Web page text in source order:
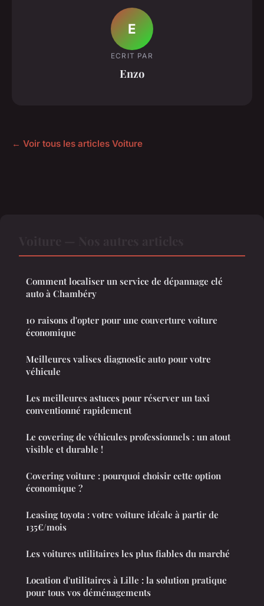
E
ECRIT PAR
Enzo
← Voir tous les articles Voiture
Comment localiser un service de dépannage clé
auto à Chambéry
10 raisons d'opter pour une couverture voiture
économique
Meilleures valises diagnostic auto pour votre
véhicule
Les meilleures astuces pour réserver un taxi
conventionné rapidement
Le covering de véhicules professionnels : un atout
visible et durable !
Covering voiture : pourquoi choisir cette option
économique ?
Leasing toyota : votre voiture idéale à partir de
135€/mois
Les voitures utilitaires les plus fiables du marché
Location d'utilitaires à Lille : la solution pratique
pour tous vos déménagements